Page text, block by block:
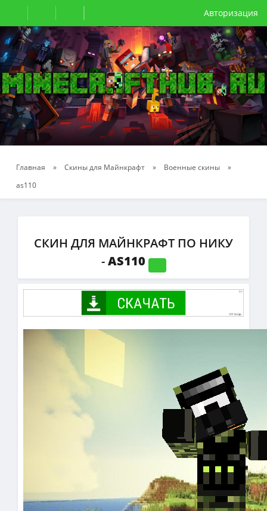
Авторизация
Главная » Скины для Майнкрафт » Военные скины
»
as110
СКИН ДЛЯ МАЙНКРАФТ ПО НИКУ
-AS110